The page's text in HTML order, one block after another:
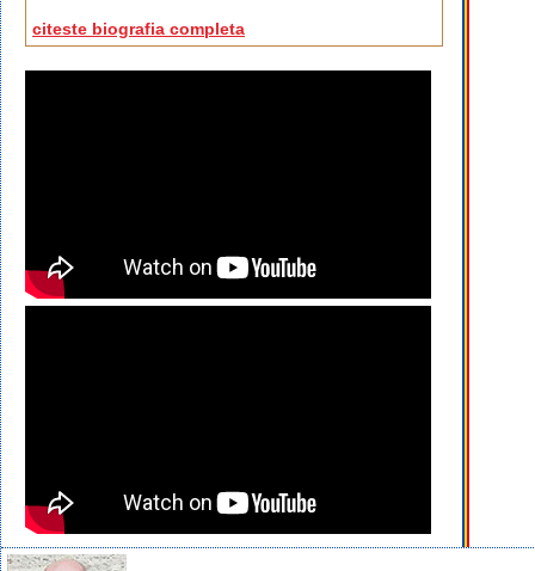
citeste biografia completa